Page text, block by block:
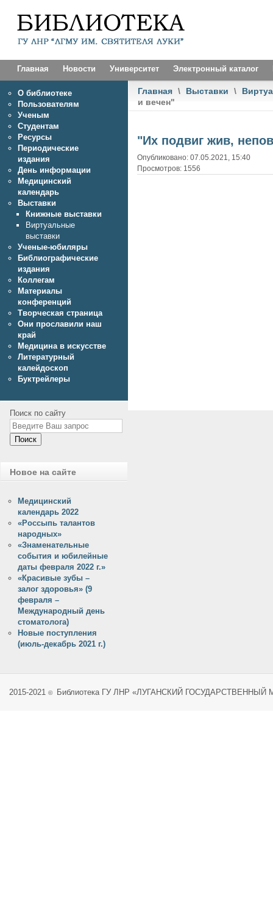
Главная Новости Университет Электронный каталог
Главная \ Выставки \
и вечен"
"Их подвиг жив,
Опубликовано: 07.05.2021, 15:40
Просмотров: 1556
О библиотеке
Пользователям
Ученым
Студентам
Ресурсы
Периодические
издания
День информации
Медицинский
календарь
Выставки
Книжные выставки
Виртуальные
выставки
Ученые-юбиляры
Библиографические
издания
Коллегам
Материалы
конференций
Творческая страница
Они прославили наш
край
Медицина в искусстве
Литературный
калейдоскоп
Буктрейлеры
Поиск по сайту
Поиск
Новое на сайте
Медицинский
календарь 2022
«Россыпь талантов
народных»
«Знаменательные
события и юбилейные
даты февраля 2022 г.»
«Красивые зубы –
залог здоровья» (9
февраля –
Международный день
стоматолога)
Новые поступления
(июль-декабрь 2021 г.)
2015-2021 © Библиотека ГУ ЛНР «ЛУГАНСКИЙ